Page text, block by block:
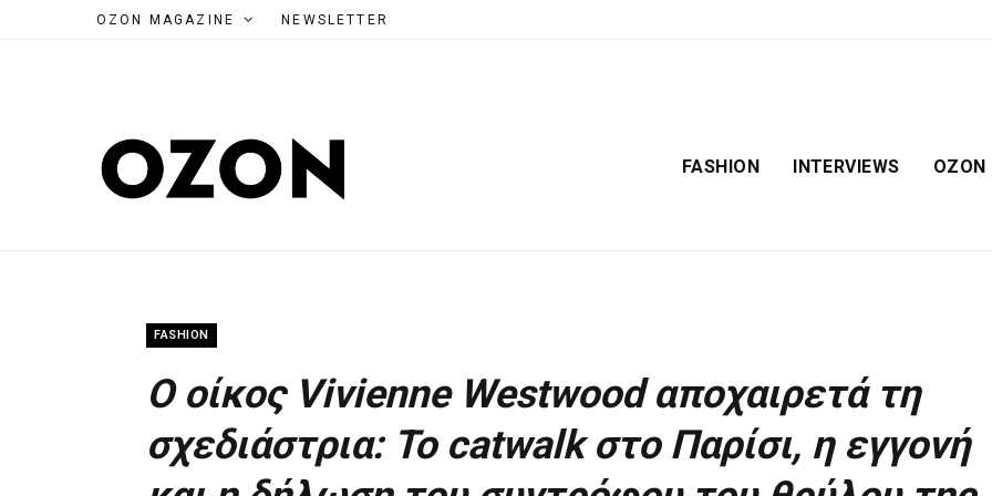
OZON MAGAZINE NEWSLETTER
FASHION INTERVIEWS OZON
FASHION
Ο οίκος Vivienne Westwood αποχαιρετά τη
σχεδιάστρια: To catwalk στο Παρίσι, η εγγονή